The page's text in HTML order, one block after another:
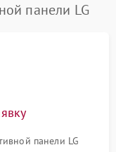
панели LG
панели LG